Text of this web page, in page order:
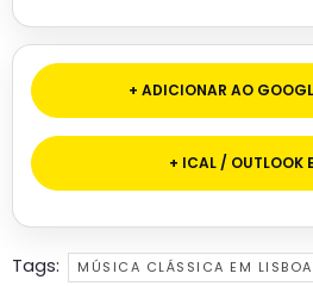
+ ADICIONAR AO
+ ICAL / OUTLOOK
Tags: MÚSICA CLÁSSICA EM LISBOA